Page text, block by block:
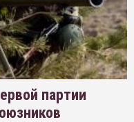
партии